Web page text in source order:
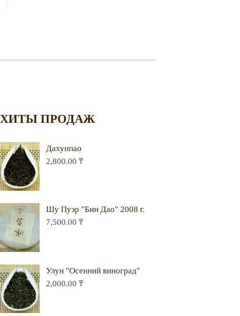
ХИТЫ ПРОДАЖ
Дахунпао
2,800.00 ₸
Шу Пуэр "Бин Дао" 2008 г.
7,500.00 ₸
Улун "Осенний виноград"
2,000.00 ₸